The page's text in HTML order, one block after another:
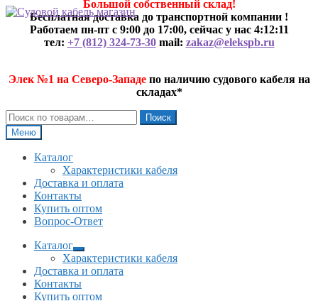
Перейти
навигации
Перейти
содержимому
Большой собственный склад!
Бесплатная доставка до транспортной компании !
Работаем пн-пт с 9:00 до 17:00, сейчас у нас 4:12:12
тел: +7 (812) 324-73-30mail: zakaz@elekspb.ru
Элек №1 на Северо-Западепо наличию судового кабеля на
складах*
Искать:
Поиск
Меню
Каталог
Характеристики кабеля
Доставка и оплата
Контакты
Купить оптом
Вопрос-Ответ
Каталог
Развернутое
вложенное
меню
Характеристики кабеля
Доставка и оплата
Контакты
Купить оптом